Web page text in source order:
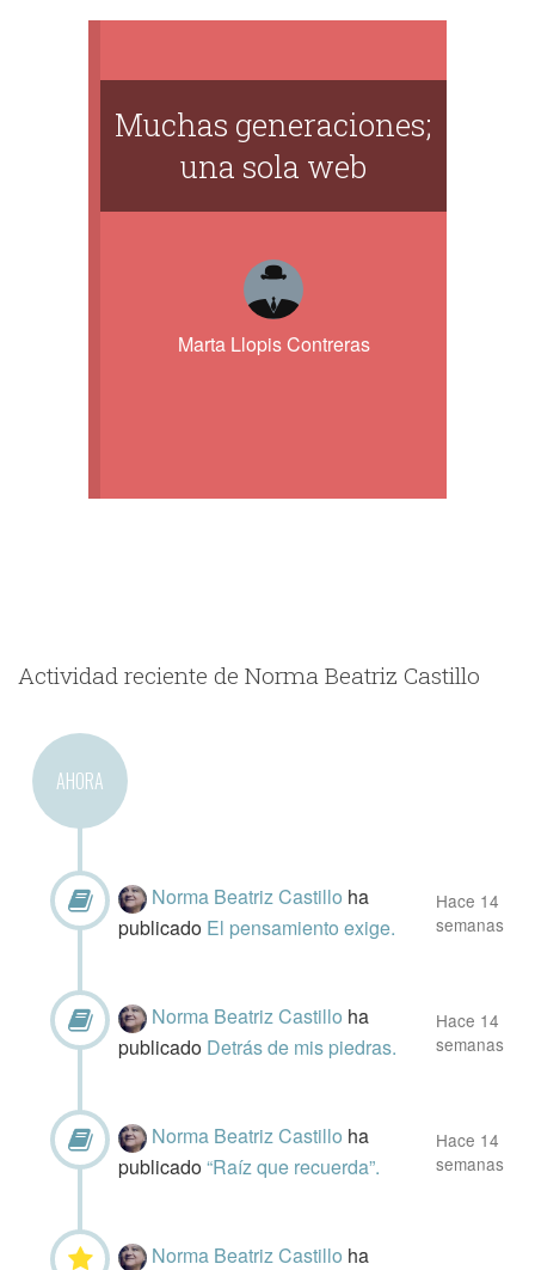
Muchas generaciones;
una sola web
Marta Llopis Contreras
Actividad reciente de Norma Beatriz Castillo
AHORA
Norma Beatriz Castillo ha
publicado El pensamiento exige.
Hace 14
semanas
Norma Beatriz Castillo ha
publicado Detrás de mis piedras.
Hace 14
semanas
Norma Beatriz Castillo ha
publicado“Raíz que recuerda”.
Hace 14
semanas
Norma Beatriz Castillo ha